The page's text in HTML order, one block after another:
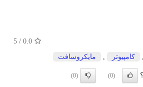
0.0
/ 5
كامپیوتر مایكروسافت
(0)
(0)